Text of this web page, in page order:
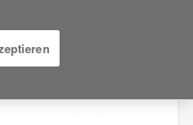
States?